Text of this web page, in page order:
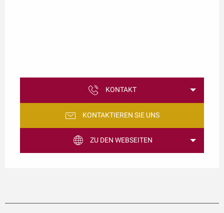
KONTAKT
KONTAKTIEREN SIE UNS
ZU DEN WEBSEITEN